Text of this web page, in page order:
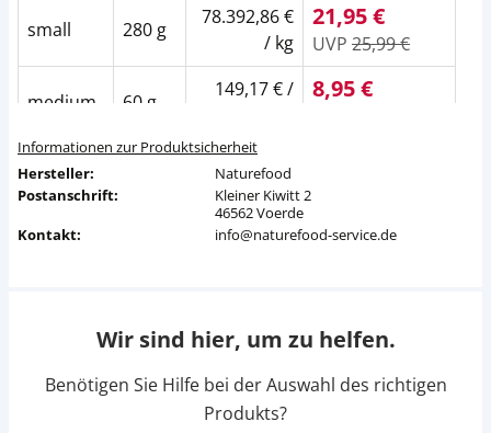
small 280 g
78.392,86 €
/ kg
21,95 €
UVP 25,99 €
medium 60 g
149,17 € /
8,95 €
medium
verfügbar
medium 99,64 € / kg 13,95 €
UVP25,99 €
large 60 g
149,17 € /
kg
8,95 €
Informationen zur Produktsicherheit
Hersteller:
Naturefood
Postanschrift:
Kleiner Kiwitt 2
46562 Voerde
Kontakt:
info@naturefood-service.de
Wir sind hier, um zu helfen.
Benötigen Sie Hilfe bei der Auswahl des richtigen
Produkts?